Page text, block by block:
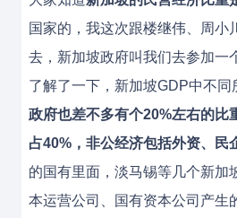
国家的，我这次跟楼继伟、周小
去，新加坡政府叫我们去参加一
了解了一下，新加坡GDP中不同
政府也差不多有个20%左右的比
占40%，非公经济包括外资、民
的国有里面，淡马锡等几个新加
本运营公司、国有资本公司产生